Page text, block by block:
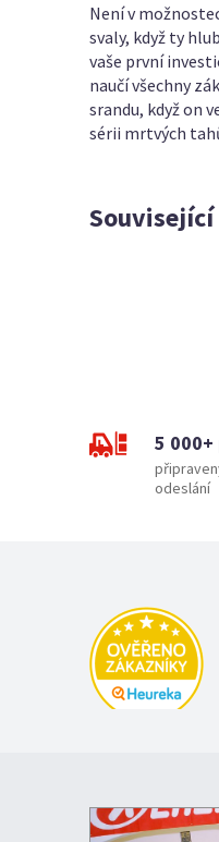
Není v
svaly, když ty
vaše první
naučí všechny
srandu, když on
sérii mrtvých
5
odeslání